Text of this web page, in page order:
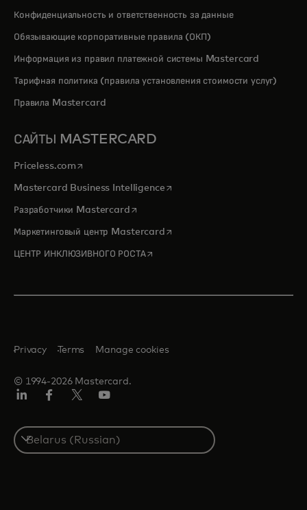
Конфиденциальность и ответственность за данные
Обязывающие корпоративные правила (ОКП)
Информация из правил платежной системы Mastercard
Тарифная политика (правила установления стоимости услуг)
Правила Mastercard
САЙТЫ MASTERCARD
Priceless.com opens in a new tab
Mastercard Business Intelligenceopens in a new tab
Разработчики Mastercardopens in a new tab
Маркетинговый центр Mastercardopens in a new tab
ЦЕНТР ИНКЛЮЗИВНОГО РОСТАopens in a new tab
© 1994-2026 Mastercard.
Privacy Terms Manage cookies
Select
a
country
Twitter)